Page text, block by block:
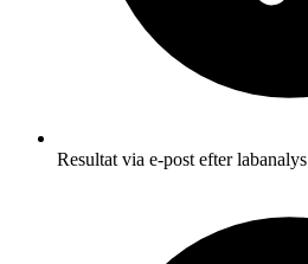
Resultat via e-post efter labanalys